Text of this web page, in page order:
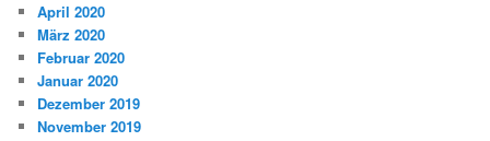
April 2020
März 2020
Februar 2020
Januar 2020
Dezember 2019
November 2019